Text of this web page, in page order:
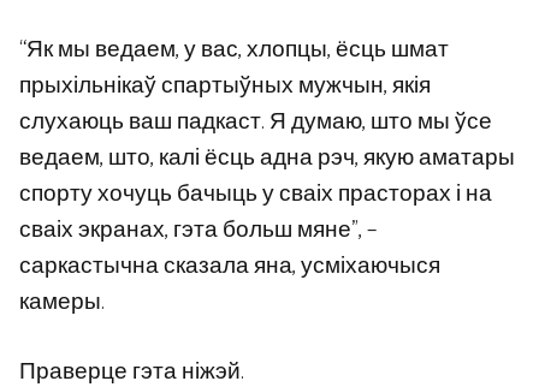
“Як мы ведаем, у вас, хлопцы, ёсць шмат
прыхільнікаў спартыўных мужчын, якія
слухаюць ваш падкаст. Я думаю, што мы ўсе
ведаем, што, калі ёсць адна рэч, якую аматары
спорту хочуць бачыць у сваіх прасторах і на
сваіх экранах, гэта больш мяне”, –
саркастычна сказала яна, усміхаючыся
камеры.
Праверце гэта ніжэй.